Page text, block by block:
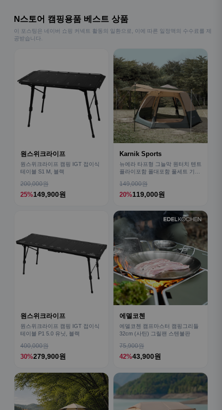
N스토어 캠핑용품 베스트 상품
이 포스팅은 네이버 쇼핑 커넥트 활동의 일환으로, 이에 따른 일정액의 수수료를 제
공받습니다.
원스위크라이프
원스위크라이프 캠핑 IGT 접이식
테이블 S1 M, 블랙
200,000원
25%149,900원
Karnik Sports
뉴에라 타프형 그늘막 원터치 텐트
플라이포함 폴대포함 풀세트 기본
149,000원
20%119,000원
원스위크라이프
원스위크라이프 캠핑 IGT 접이식
테이블 P1 5.0 유닛, 블랙
400,000원
30%279,900원
에델코첸
에델코첸 캠프마스터 캠핑그리들
32cm (사틴) 그릴팬 스텐불판
75,900원
42%43,900원